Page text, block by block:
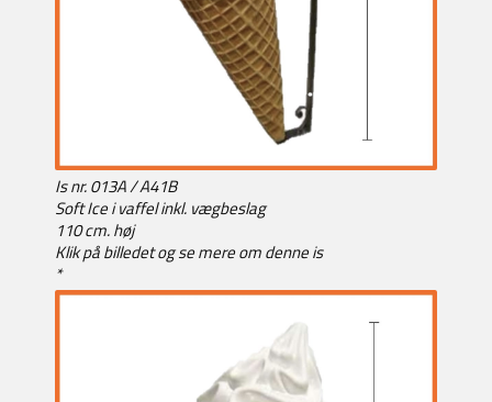
Is nr. 013A / A41B
Soft Ice i vaffel inkl. vægbeslag
110 cm. høj
Klik på billedet og se mere om denne is
*